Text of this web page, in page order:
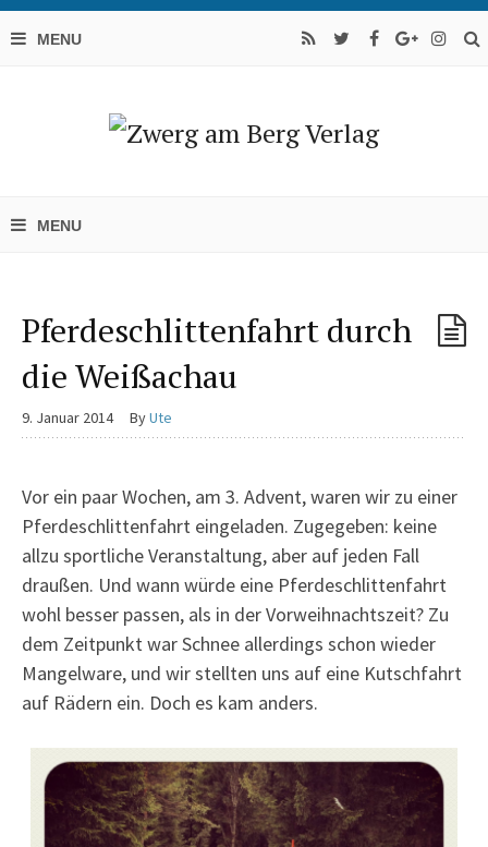
Pferdeschlittenfahrt durch
die Weißachau
9. Januar 2014 ByUte
Vor ein paar Wochen, am 3. Advent, waren wir zu einer
Pferdeschlittenfahrt eingeladen. Zugegeben: keine
allzu sportliche Veranstaltung, aber auf jeden Fall
draußen. Und wann würde eine Pferdeschlittenfahrt
wohl besser passen, als in der Vorweihnachtszeit? Zu
dem Zeitpunkt war Schnee allerdings schon wieder
Mangelware, und wir stellten uns auf eine Kutschfahrt
auf Rädern ein. Doch es kam anders.